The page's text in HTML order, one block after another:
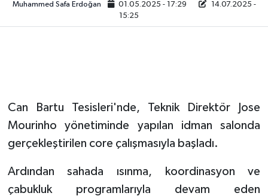
Muhammed Safa Erdoğan 01.05.2025 - 17:29
14.07.2025 -
15:25
Can Bartu Tesisleri'nde, Teknik Direktör Jose
Mourinho yönetiminde yapılan idman salonda
gerçekleştirilen core çalışmasıyla başladı.
Ardından sahada ısınma, koordinasyon ve
çabukluk programlarıyla devam eden